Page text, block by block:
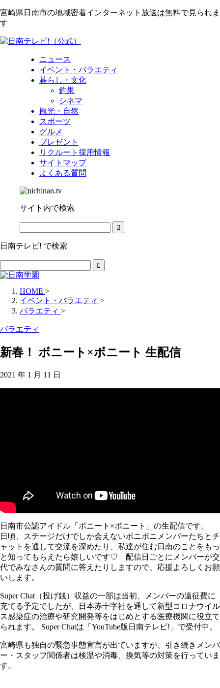
宮崎県日南市の地域密着インターネット放送は無料で見られま
す
ニュース
イベント・バラエティ
暮らし・文化
釣果
シネマ
観光・自然
スポーツ
グルメ
プレゼント
リクルート採用情報
サイトマップ
よくある質問
サイト内で検索
日南テレビ! で検索
HOME >
イベント・バラエティ >
バラエティ >
バラエティ
新春！ ボニート×ボニート 生配信
2021 年 1 月 11 日
日南市公認アイドル「ボニート×ボニート」の生配信です。
日頃、ステージだけでしか会えないボニボニメンバーたちとチ
ャットを通して交流を深めたり、私達が住む日南のことをもっ
と知ってもらえたら嬉しいです♡ 配信日ごとにメンバーが交
代でみなさんの質問に答えたりしますので、応援よろしくお願
いします。
Super Chat（投げ銭）収益の一部は当初、メンバーの遠征費に
充てる予定でしたが、日本赤十字社を通して新型コロナウイル
ス感染症の治療や研究開発等をはじめとする医療機関に役立て
られます。 Super Chatは「YouTube版日南テレビ!」で受付中。
宮崎県も独自の緊急事態宣言が出ていますが、引き続きメンバ
ー・スタッフ関係者は検温や消毒、換気等の対策を行っていま
す。